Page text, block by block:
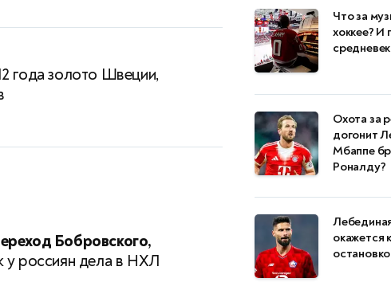
года золото Швеции,
Бобровского,
у россиян дела в НХЛ
Что за
хоккее? И
Охота за
догонит
Мбаппе
Роналду?
окажется